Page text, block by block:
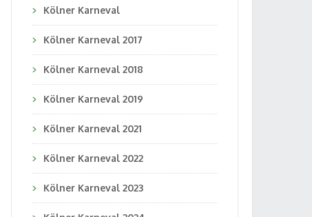
Kölner Karneval
Kölner Karneval 2017
Kölner Karneval 2018
Kölner Karneval 2019
Kölner Karneval 2021
Kölner Karneval 2022
Kölner Karneval 2023